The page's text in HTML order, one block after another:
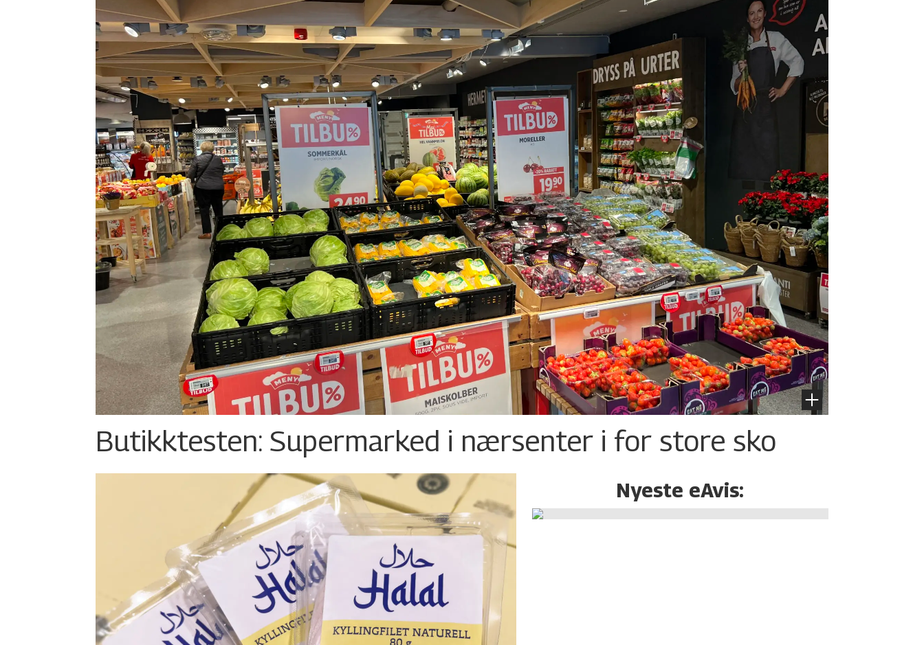
Butikktesten: Supermarked i nærsenter i for store sko
Nyeste eAvis: